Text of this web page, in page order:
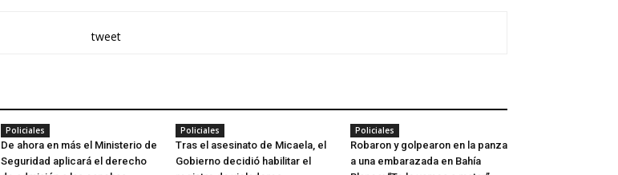
tweet
Policiales
De ahora en más el Ministerio de
Seguridad aplicará el derecho
Policiales
Tras el asesinato de Micaela, el
Gobierno decidió habilitar el
Policiales
Robaron y golpearon en la panza
a una embarazada en Bahía